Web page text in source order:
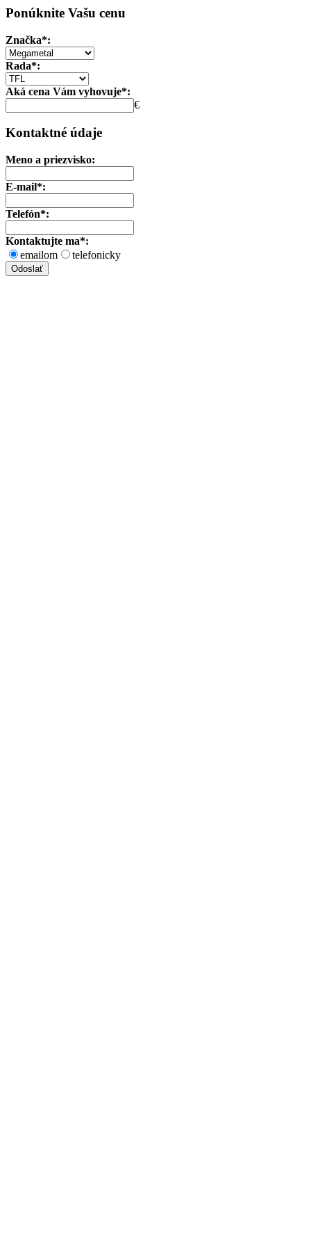
Ponúknite Vašu cenu
Značka*:
Rada*:
Aká cena Vám vyhovuje*:
€
Kontaktné údaje
Meno a priezvisko:
E-mail*:
Telefón*:
Kontaktujte ma*:
emailom
telefonicky